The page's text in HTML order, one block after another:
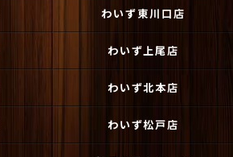
わいず東川口店
わいず上尾店
わいず北本店
わいず松戸店